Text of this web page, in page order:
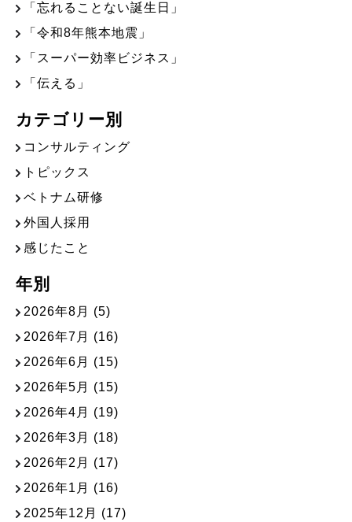
「忘れることない誕生日」
「令和8年熊本地震」
「スーパー効率ビジネス」
「伝える」
カテゴリー別
コンサルティング
トピックス
ベトナム研修
外国人採用
感じたこと
年別
2026年8月 (5)
2026年7月 (16)
2026年6月 (15)
2026年5月 (15)
2026年4月 (19)
2026年3月 (18)
2026年2月 (17)
2026年1月 (16)
2025年12月 (17)